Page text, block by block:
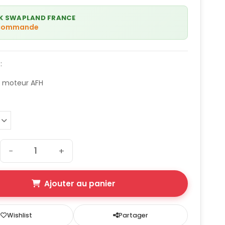
SWAPLAND FRANCE
AFH
− +
Ajouter au panier
Wishlist Partager